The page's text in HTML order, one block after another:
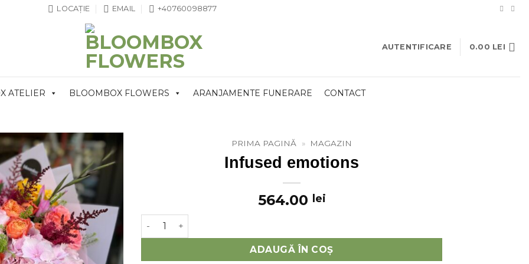
LOCAȚIE EMAIL +40760098877
AUTENTIFICARE 0.00 LEI
ATELIER BLOOMBOX FLOWERS ARANJAMENTE FUNERARE CONTACT
PRIMA PAGINĂ » MAGAZIN
Infused emotions
564.00 lei
Cantitate Infused emotions
ADAUGĂ ÎN COȘ